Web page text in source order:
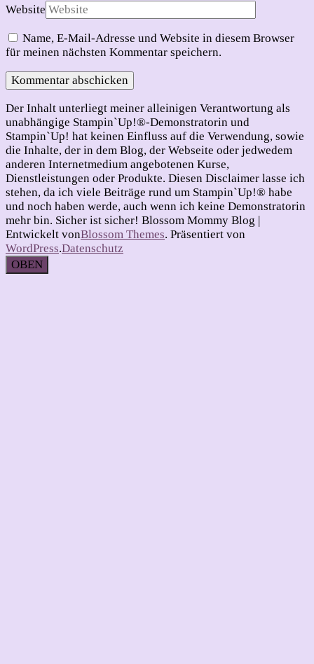
Website
Name, E-Mail-Adresse und Website in diesem Browser
für meinen nächsten Kommentar speichern.
Der Inhalt unterliegt meiner alleinigen Verantwortung als
unabhängige Stampin`Up!®-Demonstratorin und
Stampin`Up! hat keinen Einfluss auf die Verwendung, sowie
die Inhalte, der in dem Blog, der Webseite oder jedwedem
anderen Internetmedium angebotenen Kurse,
Dienstleistungen oder Produkte. Diesen Disclaimer lasse ich
stehen, da ich viele Beiträge rund um Stampin`Up!® habe
und noch haben werde, auch wenn ich keine Demonstratorin
mehr bin. Sicher ist sicher! Blossom Mommy Blog |
Entwickelt vonBlossom Themes. Präsentiert von
WordPress.Datenschutz
OBEN